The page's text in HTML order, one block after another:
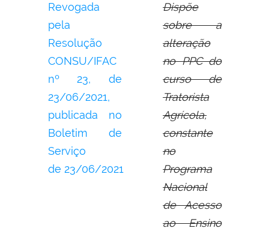
Revogada
pela
Resolução
CONSU/IFAC
nº 23,
de
23/06/2021,
publicada no
Boletim de
Serviço
de 23/06/2021
Dispõe
sobre a
alteração
no PPC do
curso de
Tratorista
Agrícola,
constante
no
Programa
Nacional
de Acesso
ao Ensino